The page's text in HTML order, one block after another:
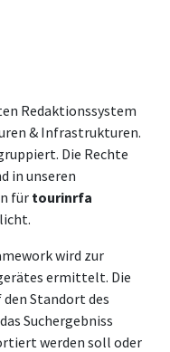
Redaktionssystem
& Infrastrukturen.
Die Rechte
in unseren
fürtourinrfa
wird zur
ermittelt. Die
Standort des
Suchergebniss
werden soll oder